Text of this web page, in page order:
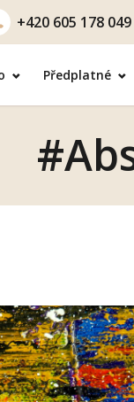
+420 605 178 049
Předplatné